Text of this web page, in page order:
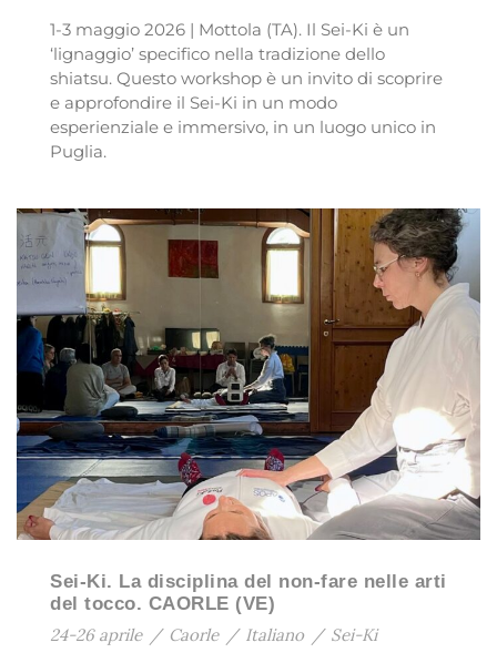
1-3 maggio 2026 | Mottola (TA). Il Sei-Ki è un
‘lignaggio’ specifico nella tradizione dello
shiatsu. Questo workshop è un invito di scoprire
e approfondire il Sei-Ki in un modo
esperienziale e immersivo, in un luogo unico in
Puglia.
Sei-Ki. La disciplina del non-fare nelle arti
del tocco. CAORLE (VE)
24-26 aprile / Caorle / Italiano / Sei-Ki